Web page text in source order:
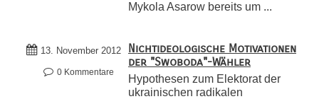
Mykola Asarow bereits um ...
13. November 2012
0 Kommentare
Nichtideologische Motivationen
der "Swoboda"-Wähler
Hypothesen zum Elektorat der
ukrainischen radikalen